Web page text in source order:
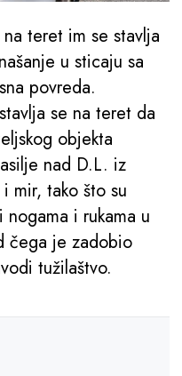
teret im se stavlja
u sticaju sa
povreda.
se na teret da
objekta
nad D.L. iz
mir, tako što su
i rukama u
čega je zadobio
tužilaštvo.